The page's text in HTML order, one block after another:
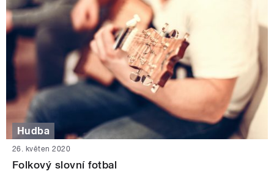
Hudba
26. květen 2020
Folkový slovní fotbal